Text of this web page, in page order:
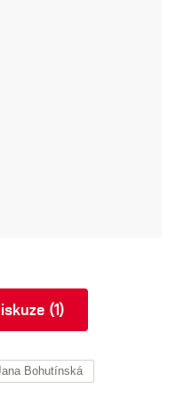
(1)
Bohutínská